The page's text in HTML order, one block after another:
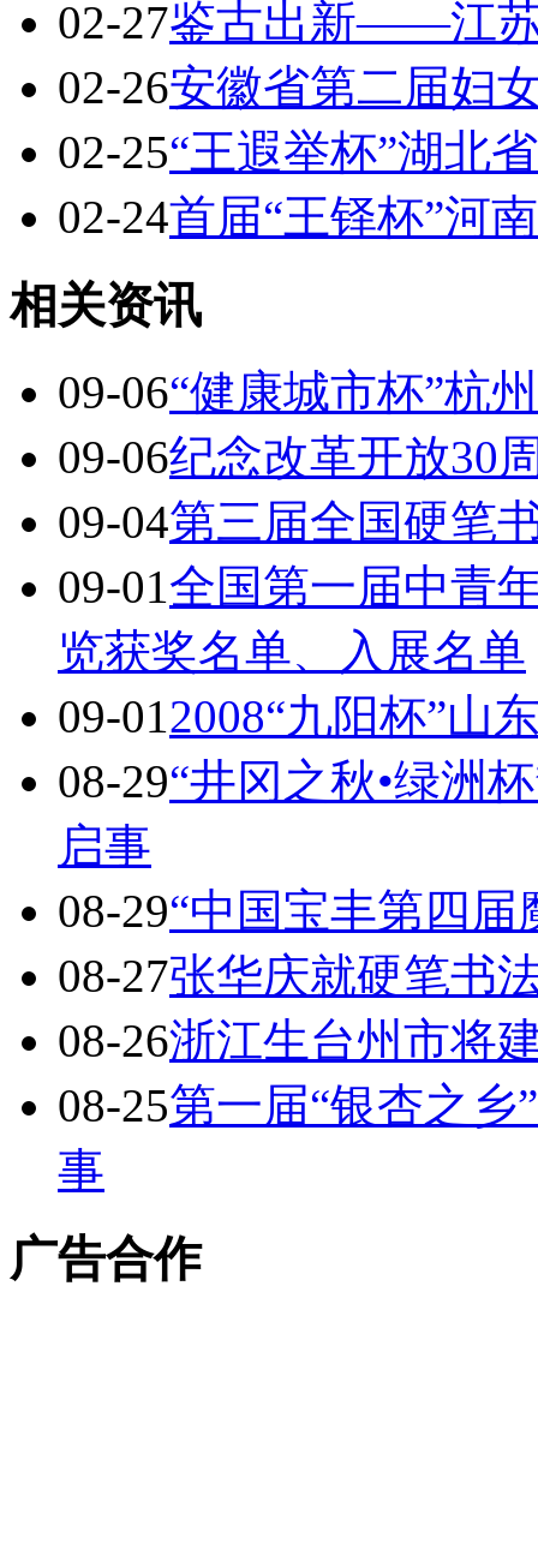
02-27鉴古出新——江
02-26安徽省第二届妇
02-25“王遐举杯”湖北
02-24首届“王铎杯”河
相关资讯
09-06“健康城市杯”杭
09-06纪念改革开放30
09-04第三届全国硬笔
09-01全国第一届中青
览获奖名单、入展名单
09-012008“九阳杯”山
08-29“井冈之秋•绿洲
启事
08-29“中国宝丰第四届
08-27张华庆就硬笔书
08-26浙江生台州市将
08-25第一届“银杏之乡
事
广告合作